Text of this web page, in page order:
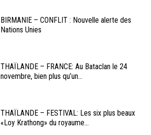
BIRMANIE – CONFLIT : Nouvelle alerte des
Nations Unies
THAÏLANDE – FRANCE: Au Bataclan le 24
novembre, bien plus qu’un...
THAÏLANDE – FESTIVAL: Les six plus beaux
«Loy Krathong» du royaume...